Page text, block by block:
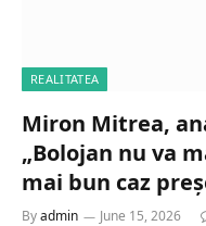
REALITATEA
Miron Mitrea,
„Bolojan nu va
mai bun caz
Byadmin June 15, 2026